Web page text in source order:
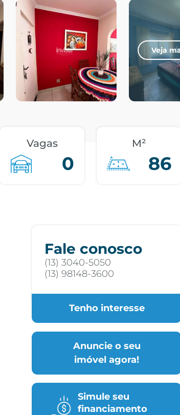
Veja
Vagas
0
M²
86
Fale conosco
(13) 3040-5050
(13) 98148-3600
Tenho interesse
Anuncie o seu
imóvel agora!
Simule seu
financiamento